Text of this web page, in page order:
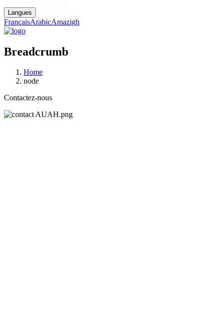
Langues
FrançaisArabicAmazigh
Breadcrumb
Home
node
Contactez-nous